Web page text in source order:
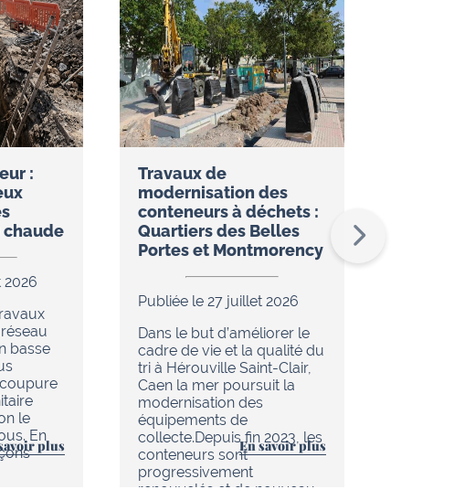
:
chaude
2026
basse
le
En
plus
Travaux de
modernisation des
conteneurs à déchets :
Quartiers des Belles
Portes et Montmorency
Publiée le 27 juillet 2026
Dans le but d’améliorer le
cadre de vie et la qualité du
tri à Hérouville Saint-Clair,
Caen la mer poursuit la
modernisation des
équipements de
collecte.Depuis fin 2023, les
conteneurs sont
progressivement
renouvelés et de nouveau…
En savoir plus